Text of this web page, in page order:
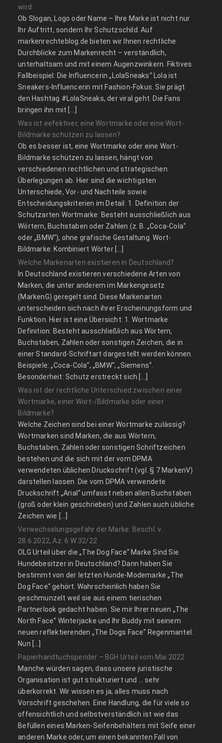
wird
Ob Slogan, Logo oder Name – Ihre Marke ist nicht nur
Ihr Auftritt, sondern Ihr Schutzschild. Auf
markenrechteblog.de bieten wir Ihnen rechtliche
Durchblicke zum Markenrecht – verständlich,
unterhaltsam und mit einem Augenzwinkern. Fiktives
Fallbeispiel: Die Influencerin „LolaSneaks“ Lola ist
Sneakers-Influencerin mit Fashion-Fokus. Sie prägt
den Hashtag #LolaSneaks, der viral geht. Die Fans
bringen ihn mit […]
Was ist eefektiver, eine Wortmarke oder eine Wort-
Bildmarke schützen zu lassen?
Ob es besser ist, eine Wortmarke oder eine Wort-
Bildmarke schützen zu lassen, hängt von
verschiedenen rechtlichen und strategischen
Überlegungen ab. Hier sind die wichtigsten
Unterschiede, Vor- und Nachteile sowie
Entscheidungskriterien im Detail: 1. Definition der
Schutzarten Wortmarke: Besteht ausschließlich aus
Wörtern, Buchstaben oder Zahlen (z. B. „Coca-Cola“
oder „BMW“), ohne grafische Gestaltung. Wort-
Bildmarke: Kombiniert Wörter […]
Welche Markenarten existieren in Deutschland?
In Deutschland existieren verschiedene Arten von
Marken, die unter anderem im Markengesetz
(MarkenG) geregelt sind. Diese Markenarten
unterscheiden sich nach ihrer Erscheinungsform und
Funktion. Hier ist eine Übersicht: 1. Wortmarke
Definition: Besteht ausschließlich aus Wörtern,
Buchstaben, Zahlen oder sonstigen Zeichen, die in
einer Standard-Schriftart dargestellt werden können.
Beispiele: „Coca-Cola“, „BMW“, „Siemens“.
Besonderheit: Schutz erstreckt sich […]
Was ist der rechtliche Unterschied zwischen einer
Wortmarke, einer Wort-/Bildmarke oder einer
Bildmarke?
Welche Zeichen sind bei einer Wortmarke zulässig?
Wortmarken sind Marken, die aus Wörtern,
Buchstaben, Zahlen oder sonstigen Schriftzeichen
bestehen und die sich mit der vom DPMA
verwendeten üblichen Druckschrift (vgl. § 7 MarkenV)
darstellen lassen. Die vom DPMA verwendete
Druckschrift „Arial“ umfasst neben allen Buchstaben
(groß oder klein geschrieben) und Zahlen auch übliche
Zeichen wie […]
Verwechselungsgefahr der Marke: Beschl. v.
28.6.2022, Az. 6 W 32/22
OLG Urteil über die „The Dog Face“ Marke Sind Sie
Hundebesitzer in Deutschland? Dann haben Sie
bestimmt von der letzten Hunde-Modemarke „The
Dog Face“ gehört. Wahrscheinlich haben Sie
geschmunzelt weil sie aus einem tierischen
Partnerlook gedacht haben. Sie mir Ihrer neuen „The
North Face“ Winterjacke und Ihr Buddy mit seinem
neuen reflektierenden „The Dogs Face“ Regenmantel.
Nun […]
Papierhandtuchspender – BGH Urteil vom Mai 2022
Manche würden sagen, dass unsere juristische
Organisation ist gut strukturiert und … sehr
überkorrekt. Wir wissen es ja, alles muss nach
Vorschrift geschehen. Eine Handlung, die für viele so
offensichtlich und selbstverständlich ist wie das
Befüllen eines Marken-Seifenbehälters mit Seife einer
anderen Marke oder, um einen bekannten Fall von